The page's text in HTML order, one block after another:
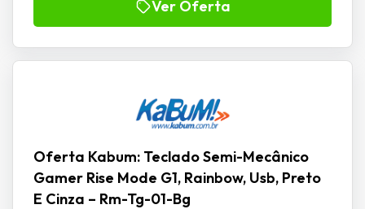
Ver Oferta
Oferta Kabum: Teclado Semi-Mecânico
Gamer Rise Mode G1, Rainbow, Usb, Preto
E Cinza – Rm-Tg-01-Bg